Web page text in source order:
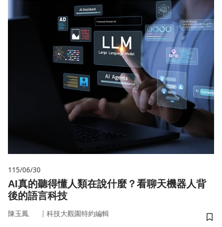
115/06/30
AI真的聽得懂人類在說什麼？看聊天機器人背
後的語言科技
陳玉鳳 ｜ 科技大觀園特約編輯
儲